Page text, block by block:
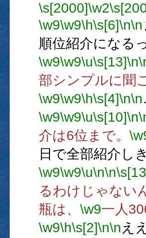
\s[2000]\w2
\w9\w9\h\s[6]\n\n
順位紹介になる
\w9\w9\u\s[13]\n
部シンプルに聞
\w9\w9\h\s[4]\n\n
\w9\w9\u\s[10]\n
介は6位まで。
日で全部紹介し
\w9\w9\u\n\n
るわけじゃない
瓶は、 \w9一人
\w9\h\s[2]\n\n え